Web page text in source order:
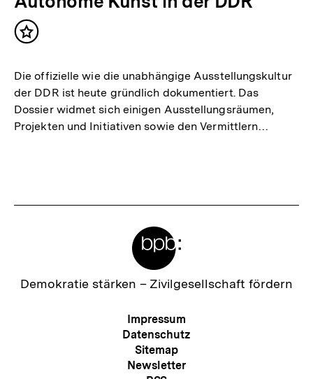
Inhalt
Die offizielle wie die unabhängige Ausstellungskultur
der DDR ist heute gründlich dokumentiert. Das
Dossier widmet sich einigen Ausstellungsräumen,
Projekten und Initiativen sowie den Vermittlern…
Zur
Demokratie stärken – Zivilgesellschaft fördern
Meta-
Navigation
Impressum
Datenschutz
Sitemap
Newsletter